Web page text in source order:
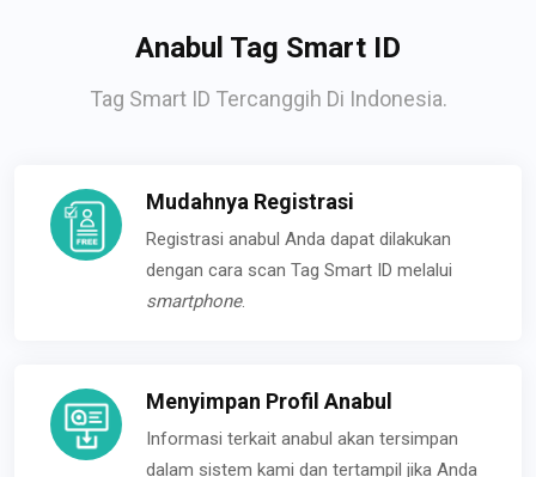
Anabul Tag Smart ID
Tag Smart ID Tercanggih Di Indonesia.
Mudahnya Registrasi
Registrasi anabul Anda dapat dilakukan
dengan cara scan Tag Smart ID melalui
smartphone.
Menyimpan Profil Anabul
Informasi terkait anabul akan tersimpan
dalam sistem kami dan tertampil jika Anda